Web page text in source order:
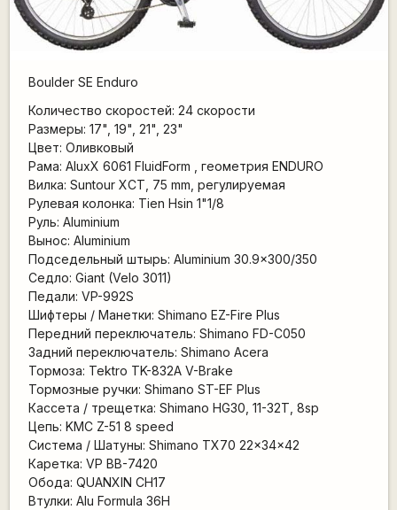
Boulder SE Enduro
Количество скоростей: 24 скорости
Размеры: 17", 19", 21", 23"
Цвет: Оливковый
Рама: AluxX 6061 FluidForm , геометрия ENDURO
Вилка: Suntour XCT, 75 mm, регулируемая
Рулевая колонка: Tien Hsin 1"1/8
Руль: Aluminium
Вынос: Aluminium
Подседельный штырь: Aluminium 30.9x300/350
Седло: Giant (Velo 3011)
Педали: VP-992S
Шифтеры / Манетки: Shimano EZ-Fire Plus
Передний переключатель: Shimano FD-C050
Задний переключатель: Shimano Acera
Тормоза: Tektro TK-832A V-Brake
Тормозные ручки: Shimano ST-EF Plus
Кассета / трещетка: Shimano HG30, 11-32T, 8sp
Цепь: KMC Z-51 8 speed
Система / Шатуны: Shimano TX70 22x34x42
Каретка: VP BB-7420
Обода: QUANXIN CH17
Втулки: Alu Formula 36H